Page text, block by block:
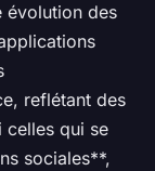
évolution des
reflétant des
celles qui se
sociales**,